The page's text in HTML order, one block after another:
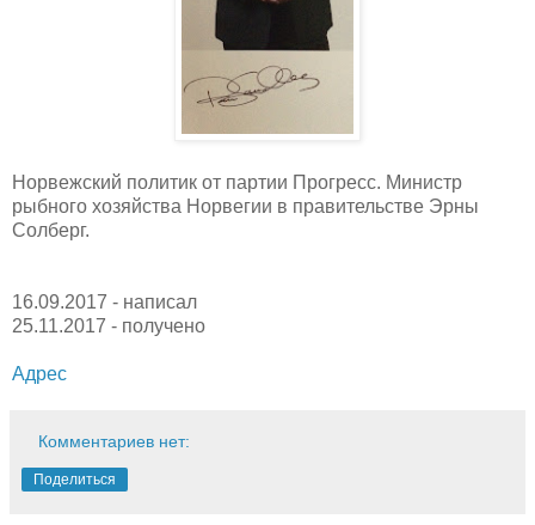
Норвежский политик от партии Прогресс. Министр
рыбного хозяйства Норвегии в правительстве Эрны
Солберг.
16.09.2017 - написал
25.11.2017 - получено
Адрес
Комментариев нет:
Поделиться